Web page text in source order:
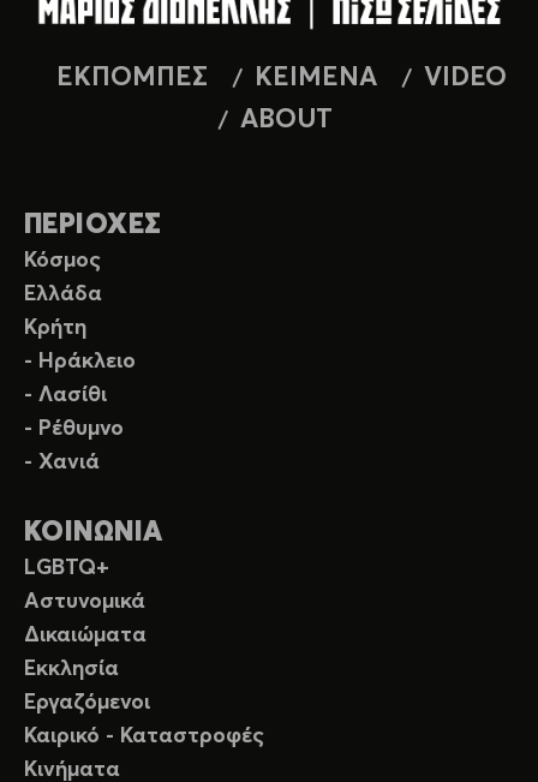
ΕΚΠΟΜΠΕΣ ΚΕΙΜΕΝΑ
VIDEO
ABOUT
ΠΕΡΙΟΧΕΣ
Κόσμος
Ελλάδα
Κρήτη
- Ηράκλειο
- Λασίθι
- Ρέθυμνο
- Χανιά
ΚΟΙΝΩΝΙΑ
LGBTQ+
Αστυνομικά
Δικαιώματα
Εκκλησία
Εργαζόμενοι
Καιρικό - Καταστροφές
Κινήματα